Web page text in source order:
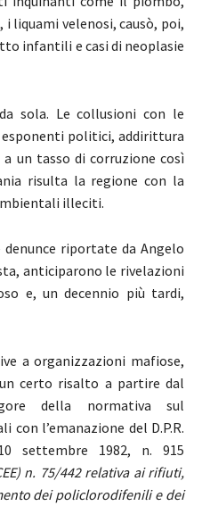
i liquami velenosi, causò, poi,
infantili e casi di neoplasie
sola. Le collusioni con le
politici, addirittura
un tasso di corruzione così
risulta la regione con la
illeciti.
riportate da Angelo
anticiparono le rivelazioni
e, un decennio più tardi,
a organizzazioni mafiose,
certo risalto a partire dal
della normativa sul
l’emanazione del D.P.R.
settembre 1982, n. 915
n. 75/442 relativa ai rifiuti,
dei policlorodifenili e dei